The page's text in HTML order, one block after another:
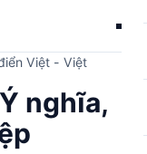
Việt - Việt
nghĩa,